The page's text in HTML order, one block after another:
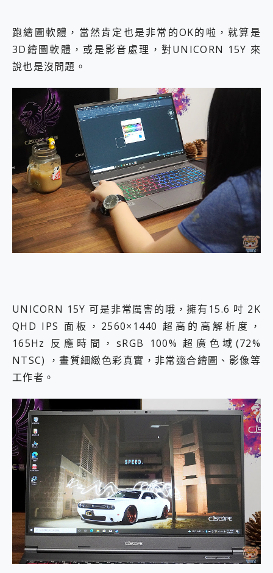
跑繪圖軟體，當然肯定也是非常的OK的啦，就算是
3D繪圖軟體，或是影音處理，對UNICORN 15Y 來
說也是沒問題。
UNICORN 15Y 可是非常厲害的哦，擁有15.6 吋 2K
QHD IPS 面板，2560×1440 超高的高解析度，
165Hz 反應時間，sRGB 100% 超廣色域(72%
NTSC) ，畫質細緻色彩真實，非常適合繪圖、影像等
工作者。